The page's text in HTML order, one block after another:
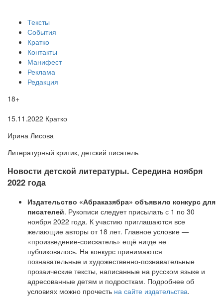
Тексты
События
Кратко
Контакты
Манифест
Реклама
Редакция
18+
15.11.2022 Кратко
Ирина Лисова
Литературный критик, детский писатель
​Новости детской литературы. Середина ноября
2022 года
Издательство «Абраказябра» объявило конкурс для
писателей. Рукописи следует присылать с 1 по 30
ноября 2022 года. К участию приглашаются все
желающие авторы от 18 лет. Главное условие —
«произведение-соискатель» ещё нигде не
публиковалось. На конкурс принимаются
познавательные и художественно-познавательные
прозаические тексты, написанные на русском языке и
адресованные детям и подросткам. Подробнее об
условиях можно прочесть на сайте издательства.